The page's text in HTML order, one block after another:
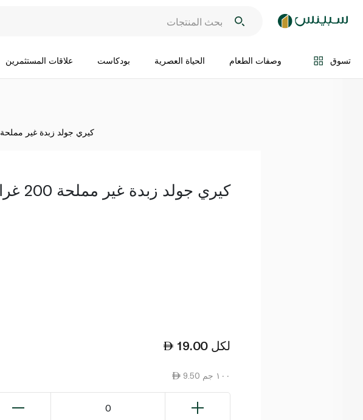
تسوق وصفات الطعام الحياة العصرية بودكاست علاقات المستثمرين
اضف الى السلة
كيري جولد زبدة غير مملحة 200 غرام
كيري جولد زبدة غير مملحة 200 غرام
19.00 لكل
9.50 ١٠٠ جم
0